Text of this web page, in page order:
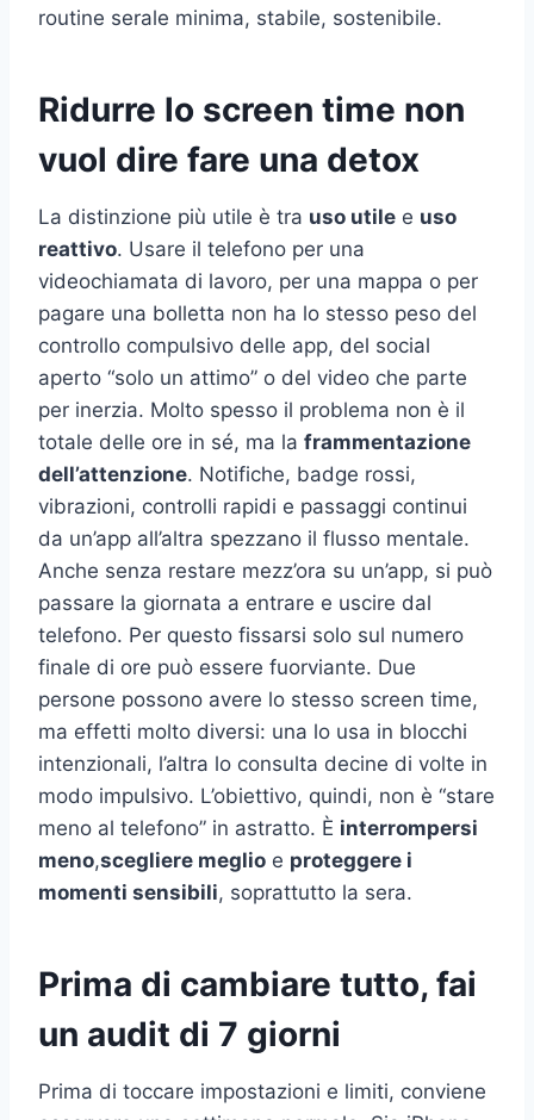
routine serale minima, stabile, sostenibile.
Ridurre lo screen time non
vuol dire fare una detox
La distinzione più utile è tra uso utile e uso
reattivo. Usare il telefono per una
videochiamata di lavoro, per una mappa o per
pagare una bolletta non ha lo stesso peso del
controllo compulsivo delle app, del social
aperto “solo un attimo” o del video che parte
per inerzia. Molto spesso il problema non è il
totale delle ore in sé, ma la frammentazione
dell’attenzione. Notifiche, badge rossi,
vibrazioni, controlli rapidi e passaggi continui
da un’app all’altra spezzano il flusso mentale.
Anche senza restare mezz’ora su un’app, si può
passare la giornata a entrare e uscire dal
telefono. Per questo fissarsi solo sul numero
finale di ore può essere fuorviante. Due
persone possono avere lo stesso screen time,
ma effetti molto diversi: una lo usa in blocchi
intenzionali, l’altra lo consulta decine di volte in
modo impulsivo. L’obiettivo, quindi, non è “stare
meno al telefono” in astratto. È interrompersi
meno,scegliere meglio e proteggere i
momenti sensibili, soprattutto la sera.
Prima di cambiare tutto, fai
un audit di 7 giorni
Prima di toccare impostazioni e limiti, conviene